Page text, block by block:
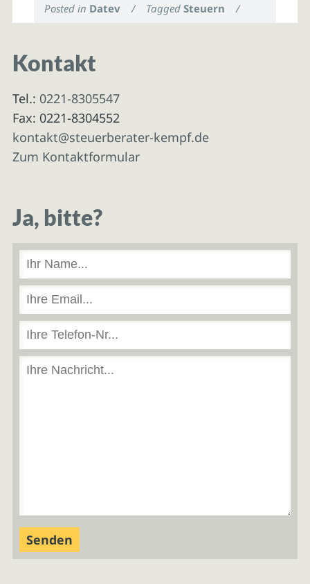
Posted in Datev / TaggedSteuern /
Kontakt
Tel.: 0221-8305547
Fax: 0221-8304552
kontakt@steuerberater-kempf.de
Zum Kontaktformular
Ja, bitte?